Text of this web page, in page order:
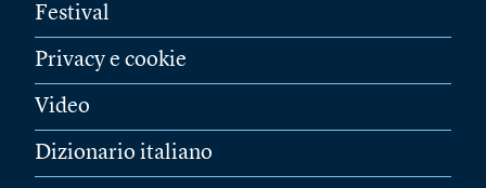
Festival
Privacy e cookie
Video
Dizionario italiano